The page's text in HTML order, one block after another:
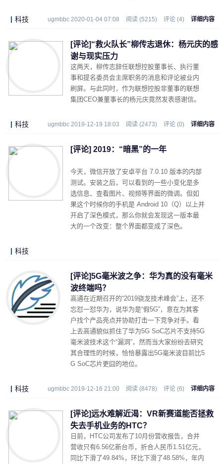
科技 ugmbbc 2020-01-04 07:08 阅读 (5215) 评论 (4) 详细内容
[评论]“救火队长”柳传志退休：杨元庆的感
谢与现实压力
这两天，柳传志辞任联想控股董事长、执行董
事和提名委员会主席职务的消息和评论被业内
刷屏。与此同时，作为联想控股非董事的联想
集团CEO兼董事长的杨元庆竟然发表感谢信。
科技 ugmbbc 2019-12-19 18:03 阅读 (2473) 评论 (0) 详细内容
[评论] ​2019：“暗黑”的一年
今天，微信开放了安卓平台 7.0.10 版本的内部
测试。安装之后，可以看到的一些小变化是多
选信息、查看图片、视频等界面的微调。但如
果这个时候你的手机是 Android 10（Q）以上并
开启了深色模式，那么你就会发现这一版本最
大的一个改变：整个界面都变成了深色。
科技
[评论]5G毫米波之争：华为真的没有毫米
波终端吗？
高通在近期召开的“2019骁龙技术峰会”上，还不
忘怼一怼华为，说华为是“假5G”，意在为其客
户找个产品亮点并协助打击一下竞争对手。看
上去高通貌似抓住了华为5G SoC芯片不支持5G
毫米波技术这个“漏洞”，然而当大家纷纷去研究
其合理性的时候，恰恰暴露出5G毫米波目前比5
G SoC芯片更囧的地位。
科技 ugmbbc 2019-12-16 21:00 阅读 (8478) 评论 (6) 详细内容
[评论]远水难解近渴：VR新赛道能否拯救
失去手机业务的HTC？
日前，HTC公司发布了10月份营收报告，合并
营收只有6.56亿新台币，折合人民币1.51亿元，
同比下滑了49.84%，环比下滑了48.58%，年内